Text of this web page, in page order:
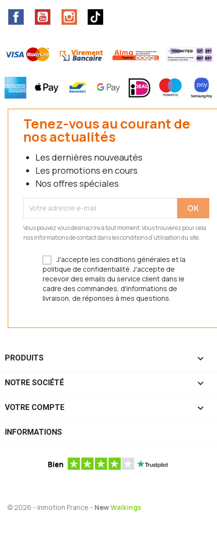
FacebookYouTube Instagram
Tenez-vous au courant de
nos actualités
Les dernières nouveautés
Les promotions en cours
Nos offres spéciales
Vous pouvez vous désinscrire à tout moment. Vous trouverez pour cela
nos informations de contact dans les conditions d'utilisation du site.
J'accepte les conditions générales et la
politique de confidentialité. J'accepte de
recevoir des emails du service client dans le
cadre des commandes, d'informations de
livraison, de réponses à mes questions.
PRODUITS 
NOTRE SOCIÉTÉ 
VOTRE COMPTE 
INFORMATIONS
© 2026 - Inmotion France - NewWalkings